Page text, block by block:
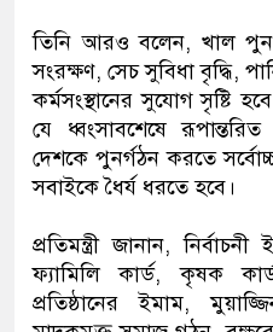
তিনি আরও বলেন, খাল
সংরক্ষণ, সেচ সুবিধা বৃদ্ধি,
কর্মসংস্থানের সুযোগ সৃষ্টি
যে ধ্বংসাবশেষে
দেশকে পুনর্গঠন করতে
সবাইকে ধৈর্য ধরতে হবে।
প্রতিমন্ত্রী জানান,
ফ্যামিলি কার্ড, কৃষক
প্রতিষ্ঠানের ইমাম,